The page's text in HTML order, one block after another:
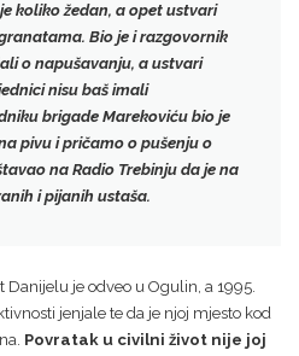
koliko žedan, a opet ustvari
Bio je i razgovornik
o napušavanju, a ustvari
nisu baš imali
brigade Marekoviću bio je
pivu i pričamo o pušenju o
na Radio Trebinju da je na
i pijanih ustaša.
Danijelu je odveo u Ogulin, a 1995.
jenjale te da je njoj mjesto kod
Povratak u civilni život nije joj